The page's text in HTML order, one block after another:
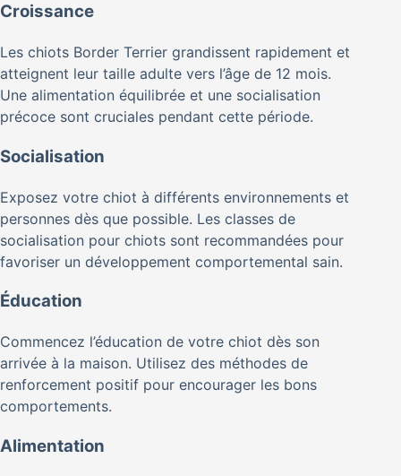
Croissance
Les chiots Border Terrier grandissent rapidement et
atteignent leur taille adulte vers l’âge de 12 mois.
Une alimentation équilibrée et une socialisation
précoce sont cruciales pendant cette période.
Socialisation
Exposez votre chiot à différents environnements et
personnes dès que possible. Les classes de
socialisation pour chiots sont recommandées pour
favoriser un développement comportemental sain.
Éducation
Commencez l’éducation de votre chiot dès son
arrivée à la maison. Utilisez des méthodes de
renforcement positif pour encourager les bons
comportements.
Alimentation